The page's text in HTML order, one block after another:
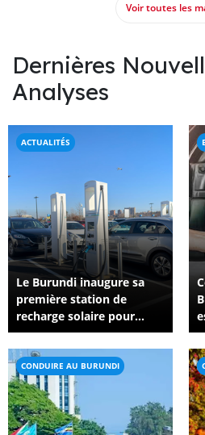
Voir toutes les
Dernières
Analyses
ACTUALITÉS
Le Burundi inaugure sa
première station de
recharge solaire pour
véhicules électriques
CONDUIRE AU BURUNDI